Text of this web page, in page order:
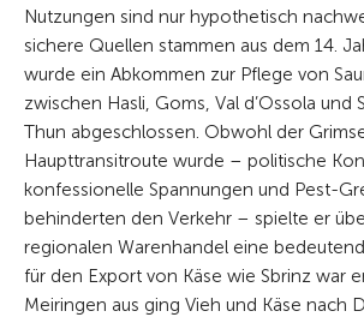
Nutzungen sind nur hypothetisch
sichere Quellen stammen aus dem 14.
wurde ein Abkommen zur Pflege von
zwischen Hasli, Goms, Val d’Ossola und
Thun abgeschlossen. Obwohl der
Haupttransitroute wurde – politische
konfessionelle Spannungen und Pest-
behinderten den Verkehr – spielte er
regionalen Warenhandel eine
für den Export von Käse wie Sbrinz war
Meiringen aus ging Vieh und Käse nach